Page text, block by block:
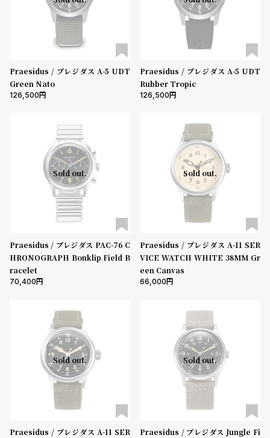
Praesidus / プレジダス A-5 UDT
Green Nato
126,500
Praesidus / プレジダス A-5 UDT
Rubber Tropic
126,500
Sold out.
Praesidus / プレジダス PAC-76 C
HRONOGRAPH Bonklip Field B
racelet
70,400
Sold out.
Praesidus / プレジダス A-11 SER
VICE WATCH WHITE 38MM Gr
een Canvas
66,000
Sold out.
Praesidus / プレジダス A-11 SER
Sold out.
Praesidus / プレジダス Jungle Fi